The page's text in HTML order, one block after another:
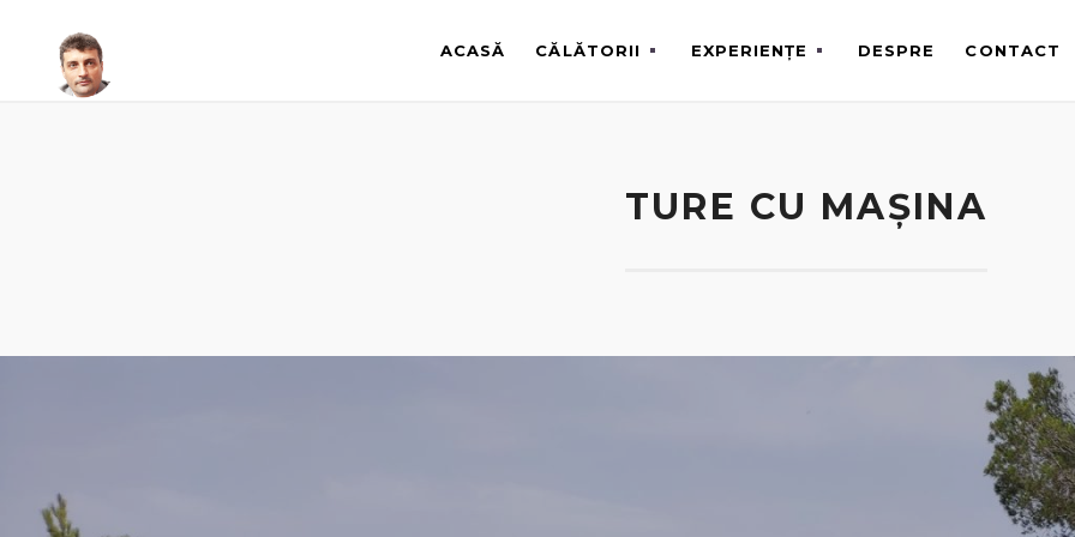
ACASĂ CĂLĂTORII EXPERIENȚE DESPRE CONTACT
TURE CU MAȘINA